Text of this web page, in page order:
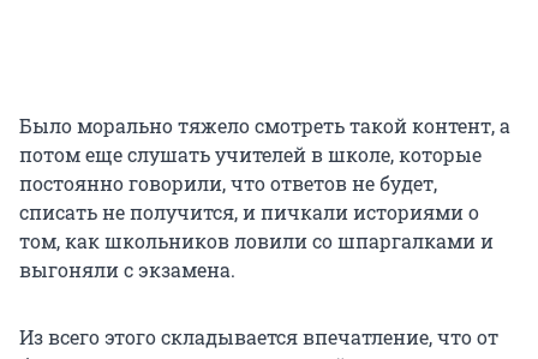
Было морально тяжело смотреть такой контент, а
потом еще слушать учителей в школе, которые
постоянно говорили, что ответов не будет,
списать не получится, и пичкали историями о
том, как школьников ловили со шпаргалками и
выгоняли с экзамена.
Из всего этого складывается впечатление, что от